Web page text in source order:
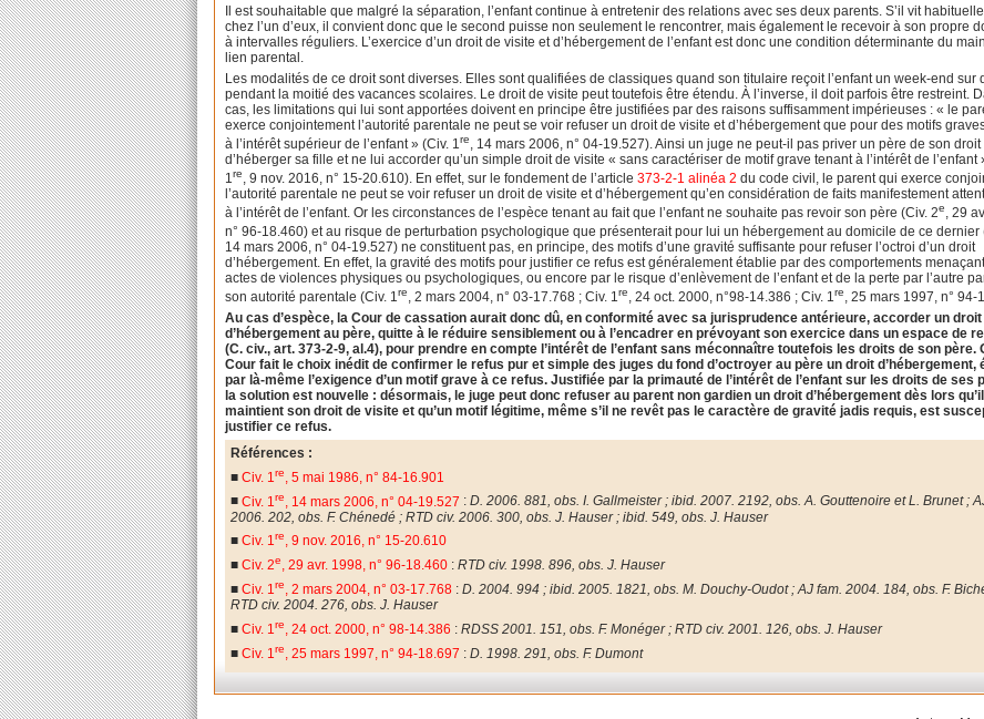
Il est souhaitable que malgré la séparation, l’enfant continue à entretenir des relations avec ses deux parents. S’il vit
chez l’un d’eux, il convient donc que le second puisse non seulement le rencontrer, mais également le recevoir à son propre
à intervalles réguliers. L’exercice d’un droit de visite et d’hébergement de l’enfant est donc une condition déterminante du
lien parental.
Les modalités de ce droit sont diverses. Elles sont qualifiées de classiques quand son titulaire reçoit l’enfant un week-end sur
pendant la moitié des vacances scolaires. Le droit de visite peut toutefois être étendu. À l’inverse, il doit parfois être restreint.
cas, les limitations qui lui sont apportées doivent en principe être justifiées par des raisons suffisamment impérieuses : « le
exerce conjointement l’autorité parentale ne peut se voir refuser un droit de visite et d’hébergement que pour des motifs
à l’intérêt supérieur de l’enfant » (Civ. 1re, 14 mars 2006, n° 04-19.527). Ainsi un juge ne peut-il pas priver un père de son droit
d’héberger sa fille et ne lui accorder qu’un simple droit de visite « sans caractériser de motif grave tenant à l’intérêt de l’enfant
1re, 9 nov. 2016, n° 15-20.610). En effet, sur le fondement de l’article373-2-1 alinéa 2 du code civil, le parent qui exerce
l’autorité parentale ne peut se voir refuser un droit de visite et d’hébergement qu’en considération de faits manifestement
à l’intérêt de l’enfant. Or les circonstances de l’espèce tenant au fait que l’enfant ne souhaite pas revoir son père (Civ. 2e, 29
n° 96-18.460) et au risque de perturbation psychologique que présenterait pour lui un hébergement au domicile de ce dernier
14 mars 2006, n° 04-19.527) ne constituent pas, en principe, des motifs d’une gravité suffisante pour refuser l’octroi d’un droit
d’hébergement. En effet, la gravité des motifs pour justifier ce refus est généralement établie par des comportements
actes de violences physiques ou psychologiques, ou encore par le risque d’enlèvement de l’enfant et de la perte par l’autre
son autorité parentale (Civ. 1re, 2 mars 2004, n° 03-17.768 ; Civ. 1re, 24 oct. 2000, n°98-14.386 ; Civ. 1re, 25 mars 1997, n° 94-
Au cas d’espèce, la Cour de cassation aurait donc dû, en conformité avec sa jurisprudence antérieure, accorder un droit
d’hébergement au père, quitte à le réduire sensiblement ou à l’encadrer en prévoyant son exercice dans un espace de
(C. civ., art. 373-2-9, al.4), pour prendre en compte l’intérêt de l’enfant sans méconnaître toutefois les droits de son père.
Cour fait le choix inédit de confirmer le refus pur et simple des juges du fond d’octroyer au père un droit d’hébergement,
par là-même l’exigence d’un motif grave à ce refus. Justifiée par la primauté de l’intérêt de l’enfant sur les droits de ses
la solution est nouvelle : désormais, le juge peut donc refuser au parent non gardien un droit d’hébergement dès lors qu’il
maintient son droit de visite et qu’un motif légitime, même s’il ne revêt pas le caractère de gravité jadis requis, est
justifier ce refus.
Références :
■Civ. 1re
, 5 mai 1986, n° 84-16.901
■Civ. 1re , 14 mars 2006, n° 04-19.527 :D. 2006. 881, obs. I. Gallmeister ; ibid. 2007. 2192, obs. A. Gouttenoire et L. Brunet ;
2006. 202, obs. F. Chénedé ; RTD civ. 2006. 300, obs. J. Hauser ; ibid. 549, obs. J. Hauser
■Civ. 1re, 9 nov. 2016, n° 15-20.610
■Civ. 2e, 29 avr. 1998, n° 96-18.460 :RTD civ. 1998. 896, obs. J. Hauser
■Civ. 1re, 2 mars 2004, n° 03-17.768 : D. 2004. 994 ; ibid. 2005. 1821, obs. M. Douchy-Oudot ; AJ fam. 2004. 184, obs. F.
RTD civ. 2004. 276, obs. J. Hauser
■Civ. 1re, 24 oct. 2000, n° 98-14.386 : RDSS 2001. 151, obs. F. Monéger ; RTD civ. 2001. 126, obs. J. Hauser
■Civ. 1re, 25 mars 1997, n° 94-18.697 :D. 1998. 291, obs. F. Dumont